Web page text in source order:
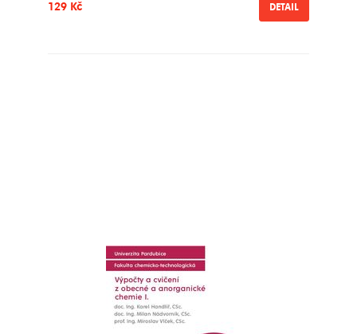
129 Kč DETAIL